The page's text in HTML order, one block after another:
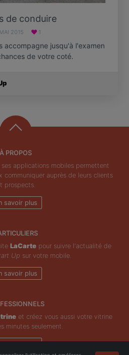
de conduire
2015 1
accompagne jusqu'à l'examen
de votre coté.
À PROPOS
applications mobiles permettent
communiquer auprès de leurs clients
prospects.
savoir plus
LaCartepour suivre l'actualité de
Up sur votre mobile.
savoir plus
et créez vous aussi votre vitrine
minutes seulement.
savoir plus